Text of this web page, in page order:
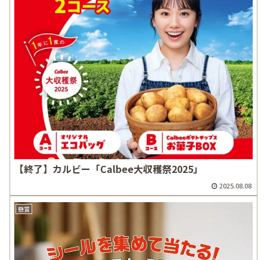
【終了】カルビー「Calbee大収穫祭2025」
2025.08.08
懸賞